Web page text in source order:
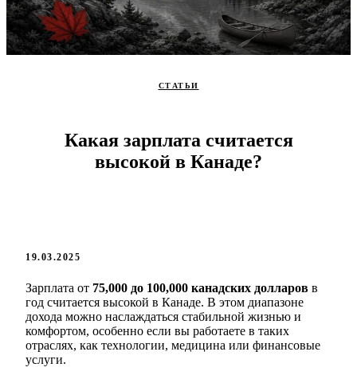
СТАТЬИ
Какая зарплата считается
высокой в ​​Канаде?
19.03.2025
Зарплата от 75,000 до 100,000 канадских долларов в
год считается высокой в ​​Канаде. В этом диапазоне
дохода можно наслаждаться стабильной жизнью и
комфортом, особенно если вы работаете в таких
отраслях, как технологии, медицина или финансовые
услуги.